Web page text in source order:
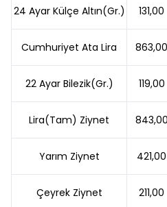
24 Ayar Külçe Altın(Gr.) 131,00
Cumhuriyet Ata Lira 863,00
22 Ayar Bilezik(Gr.) 119,00
Lira(Tam) Ziynet 843,00
Yarım Ziynet 421,00
Çeyrek Ziynet 211,00